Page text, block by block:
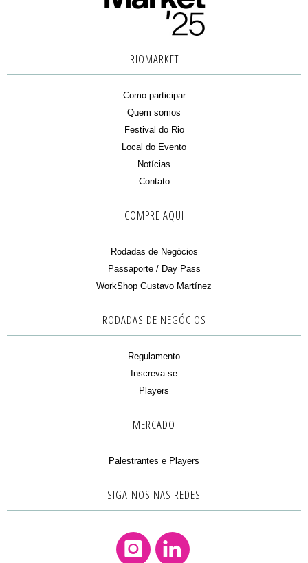
RIOMARKET
Como participar
Quem somos
Festival do Rio
Local do Evento
Notícias
Contato
COMPRE AQUI
Rodadas de Negócios
Passaporte / Day Pass
WorkShop Gustavo Martínez
RODADAS DE NEGÓCIOS
Regulamento
Inscreva-se
Players
MERCADO
Palestrantes e Players
SIGA-NOS NAS REDES